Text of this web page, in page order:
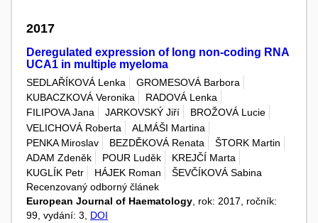
2017
Deregulated expression of long non-coding RNA
UCA1 in multiple myeloma
SEDLAŘÍKOVÁ Lenka
GROMESOVÁ Barbora
KUBACZKOVÁ Veronika
RADOVÁ Lenka
FILIPOVA Jana
JARKOVSKÝ Jiří
BROŽOVÁ Lucie
VELICHOVÁ Roberta
ALMÁŠI Martina
PENKA Miroslav
BEZDĚKOVÁ Renata
ŠTORK Martin
ADAM Zdeněk
POUR Luděk
KREJČÍ Marta
KUGLÍK Petr
HÁJEK Roman
ŠEVČÍKOVÁ Sabina
Recenzovaný odborný článek
European Journal of Haematology, rok: 2017, ročník:
99, vydání: 3, DOI